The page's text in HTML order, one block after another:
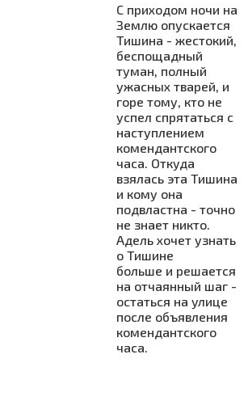
С приходом ночи на
Землю опускается
Тишина - жестокий,
беспощадный
туман, полный
ужасных тварей, и
горе тому, кто не
успел спрятаться с
наступлением
комендантского
часа. Откуда
взялась эта Тишина
и кому она
подвластна - точно
не знает никто.
Адель хочет узнать
о Тишине
больше и решается
на отчаянный шаг -
остаться на улице
после объявления
комендантского
часа.